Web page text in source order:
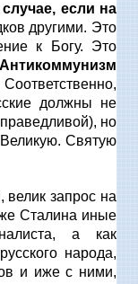
если на
другими. Это
к Богу. Это
Антикоммунизм
должны не
но
Святую
запрос на
Сталина иные
а как
народа,
и иже с ними,